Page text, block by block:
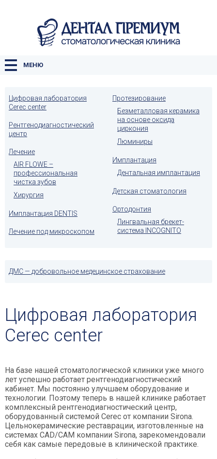
МЕНЮ
О КЛИНИКЕ
УСЛУГИ
НАША КОМАНДА
КОНТАКТЫ
Цифровая лаборатория
Cerec center
Рентгенодиагностический
центр
Лечение
AIR FLOWE –
профессиональная
чистка зубов
Хирургия
Имплантация DENTIS
Лечение под микроскопом
Протезирование
Безметалловая керамика
на основе оксида
циркония
Люминиры
Имплантация
Дентальная имплантация
Детская стоматология
Ортодонтия
Лингвальная брекет-
система INCOGNITO
ДМС — добровольное медецинское страхование
Цифровая лаборатория
Cerec center
На базе нашей стоматологической клиники уже много
лет успешно работает рентгенодиагностический
кабинет. Мы постоянно улучшаем оборудование и
технологии. Поэтому теперь в нашей клинике работает
комплексный рентгенодиагностический центр,
оборудованный системой Cerec от компании Sirona.
Цельнокерамические реставрации, изготовленные на
системах CAD/CAM компании Sirona, зарекомендовали
себя как самые передовые в клинической практике.